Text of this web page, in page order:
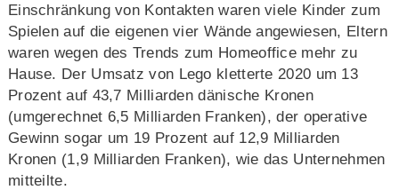
Einschränkung von Kontakten waren viele Kinder zum
Spielen auf die eigenen vier Wände angewiesen, Eltern
waren wegen des Trends zum Homeoffice mehr zu
Hause. Der Umsatz von Lego kletterte 2020 um 13
Prozent auf 43,7 Milliarden dänische Kronen
(umgerechnet 6,5 Milliarden Franken), der operative
Gewinn sogar um 19 Prozent auf 12,9 Milliarden
Kronen (1,9 Milliarden Franken), wie das Unternehmen
mitteilte.